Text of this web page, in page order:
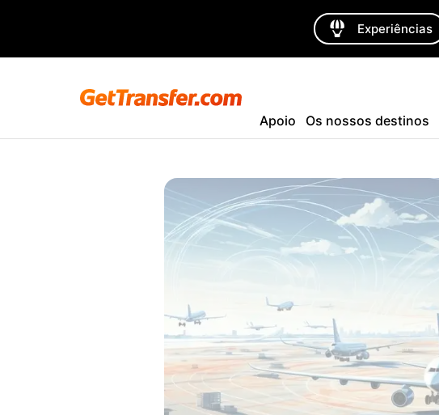
Experiências
Apoio Os nossos destinos